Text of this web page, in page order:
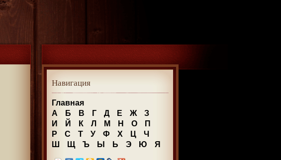
Навигация
Главная
А
Б В Г Д Е Ж
З
И
Й К Л М Н О
П
Р
С Т У Ф Х Ц
Ч
Ш
Щ Ъ Ы Ь Э Ю Я